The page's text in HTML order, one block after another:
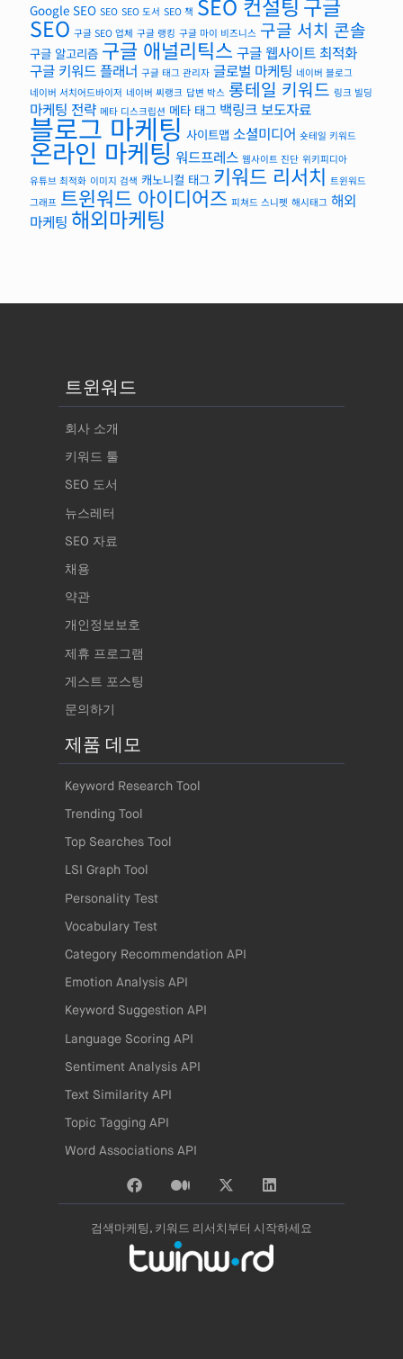
Google SEO SEO SEO 도서 SEO 책 SEO 컨설팅 구글
SEO 구글 SEO 업체 구글 랭킹 구글 마이 비즈니스 구글 서치 콘솔
구글 알고리즘 구글 애널리틱스구글 웹사이트 최적화
구글 키워드 플래너 구글 태그 관리자 글로벌 마케팅 네이버 블로그
네이버 서치어드바이저 네이버 씨랭크 답변 박스 롱테일 키워드 링크 빌딩
마케팅 전략 메타 디스크립션 메타 태그 백링크보도자료
블로그 마케팅 사이트맵 소셜미디어 숏테일 키워드
온라인 마케팅워드프레스 웹사이트 진단 위키피디아
유튜브 최적화 이미지 검색 캐노니컬 태그 키워드 리서치 트윈워드
그래프 트윈워드 아이디어즈 피쳐드 스니펫 해시태그 해외
마케팅 해외마케팅
트윈워드
회사 소개
키워드 툴
SEO 도서
뉴스레터
SEO 자료
채용
약관
개인정보보호
제휴 프로그램
게스트 포스팅
문의하기
제품 데모
Keyword Research Tool
Trending Tool
Top Searches Tool
LSI Graph Tool
Personality Test
Vocabulary Test
Category Recommendation API
Emotion Analysis API
Keyword Suggestion API
Language Scoring API
Sentiment Analysis API
Text Similarity API
Topic Tagging API
Word Associations API
검색마케팅, 키워드 리서치부터 시작하세요